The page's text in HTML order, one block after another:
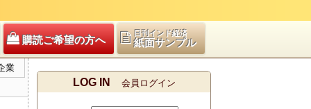
購読ご希望の方へ
日刊インド経済
紙面サンプル
業
LOG IN 会員ログイン